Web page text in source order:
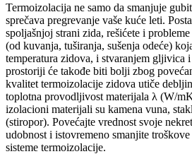
Termoizolacija ne samo da smanjuje
sprečava pregrevanje vaše kuće leti.
spoljašnjoj strani zida, rešićete i
(od kuvanja, tuširanja, sušenja odeće)
temperatura zidova, i stvaranjem gljivica
prostoriji će takođe biti bolji zbog
kvalitet termoizolacije zidova utiče
toplotna provodljivost materijala λ (W/
izolacioni materijali su kamena vuna,
(stiropor). Povećajte vrednost svoje
udobnost i istovremeno smanjite
sisteme termoizolacije.